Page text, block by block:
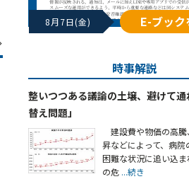
8月7日(金) E-ブック
時事解説
整いつつある議論の土壌、避けて通
替え問題」
建設費や物価の高騰
昇などによって、病院
困難な状況に追い込ま
の危 ...続き